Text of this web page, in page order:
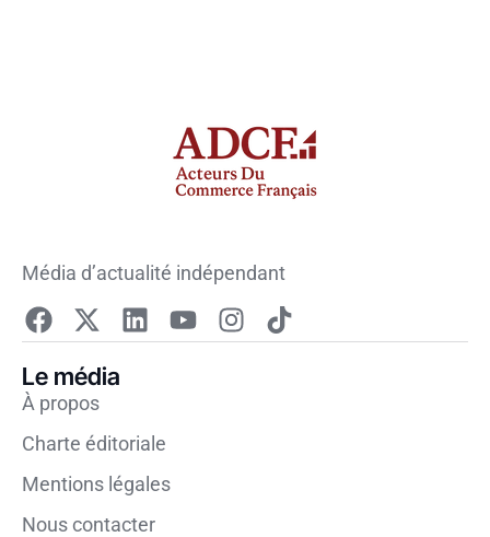
Média d’actualité indépendant
Le média
À propos
Charte éditoriale
Mentions légales
Nous contacter